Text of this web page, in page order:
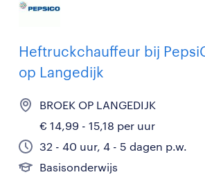
Heftruckchauffeur bij
op Langedijk
BROEK OP LANGEDIJK
€ 14,99 - 15,18 per uur
32 - 40 uur, 4 - 5 dagen p.w.
Basisonderwijs